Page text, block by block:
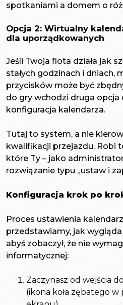
spotkaniami a domem o
Opcja 2: Wirtualny
dla uporządkowanych
Jeśli Twoja flota działa jak
stałych godzinach i dniach,
przycisków może być
do gry wchodzi druga opcja
konfiguracja kalendarza.
Tutaj to system, a nie
kwalifikacji przejazdu. Robi
które Ty – jako
rozwiązanie typu „ustaw i
Konfiguracja krok po
Proces ustawienia
przedstawiamy, jak
abyś zobaczył, że nie
informatycznej:
Zaczynasz od wejścia
(ikona koła zębatego